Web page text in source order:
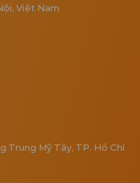
Việt Nam
Trung Mỹ Tây, TP. Hồ Chí